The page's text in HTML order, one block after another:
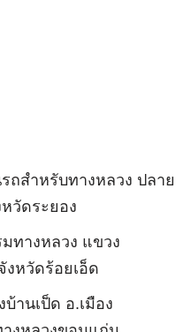
ถสําหรับทางหลวง ปลาย
วัดระยอง
ทางหลวง แขวง
งหวัดร้อยเอ็ด
านเป็ด อ.เมือง